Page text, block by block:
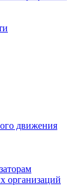
движения
организаций